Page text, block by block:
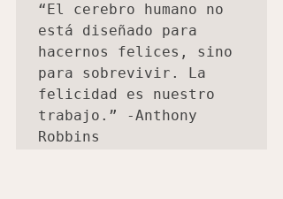
“El cerebro humano no
está diseñado para
hacernos felices, sino
para sobrevivir. La
felicidad es nuestro
trabajo.” -Anthony
Robbins